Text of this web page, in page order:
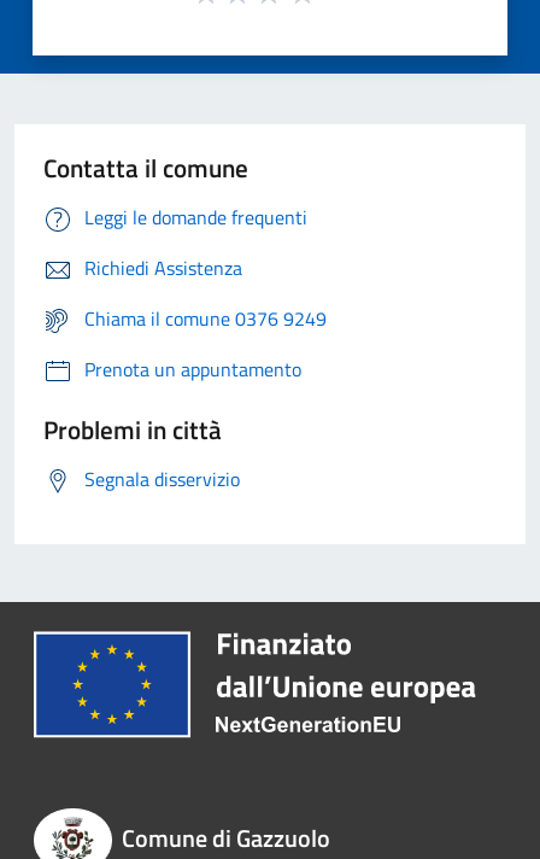
Contatta il comune
Leggi le domande frequenti
Richiedi Assistenza
Chiama il comune 0376 9249
Prenota un appuntamento
Problemi in città
Segnala disservizio
Comune di Gazzuolo